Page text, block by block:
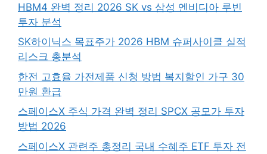
HBM4 완벽 정리 2026 SK vs 삼성 엔비디아 루빈
투자 분석
SK하이닉스 목표주가 2026 HBM 슈퍼사이클 실적
리스크 총분석
한전 고효율 가전제품 신청 방법 복지할인 가구 30
만원 환급
스페이스X 주식 가격 완벽 정리 SPCX 공모가 투자
방법 2026
스페이스X 관련주 총정리 국내 수혜주 ETF 투자 전